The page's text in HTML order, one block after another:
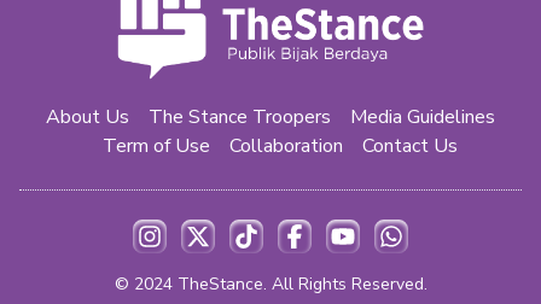
About Us The Stance Troopers
Media Guidelines
Term of Use
Collaboration Contact Us
© 2024 TheStance. All Rights Reserved.